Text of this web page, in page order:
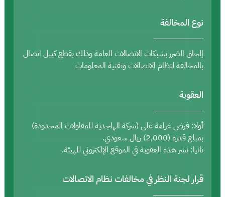
نوع المخالفة
إلحاق الضرر بشبكات الاتصالات العامة وذلك بقطع كيبل اتصال
بالمخالفة لنظام الاتصالات وتقنية المعلومات
العقوبة
أولا: فرض غرامة على (شركة الهاجدية للمقاولات المحدودة)
بمبلغ قدره (2,000) ريال سعودي.
ثانيا: نشر هذه العقوبة في الموقع الإلكتروني للهيئة.
قرار لجنة النظر في مخالفات نظام الاتصالات